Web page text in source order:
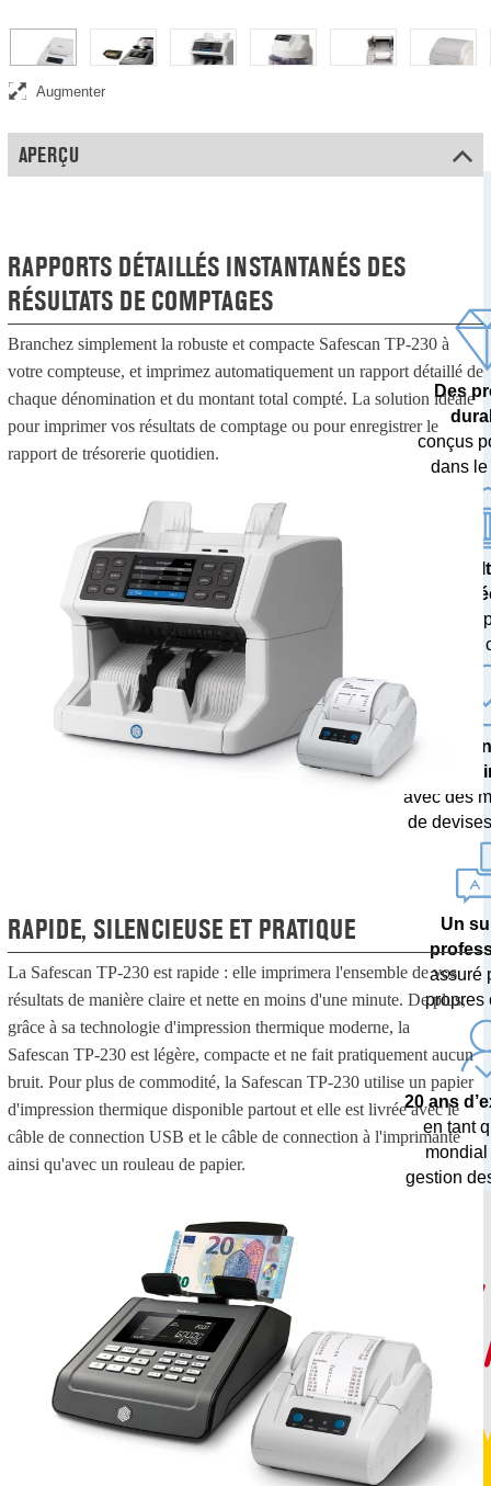
Imprimante thermique
Augmenter
APERÇU
RAPPORTS DÉTAILLÉS INSTANTANÉS DES
RÉSULTATS DE COMPTAGES
Branchez simplement la robuste et compacte Safescan TP-230 à
votre compteuse, et imprimez automatiquement un rapport détaillé de
chaque dénomination et du montant total compté. La solution idéale
pour imprimer vos résultats de comptage ou pour enregistrer le
rapport de trésorerie quotidien.
RAPIDE, SILENCIEUSE ET PRATIQUE
La Safescan TP-230 est rapide : elle imprimera l'ensemble de vos
résultats de manière claire et nette en moins d'une minute. De plus,
grâce à sa technologie d'impression thermique moderne, la
Safescan TP-230 est légère, compacte et ne fait pratiquement aucun
bruit. Pour plus de commodité, la Safescan TP-230 utilise un papier
d'impression thermique disponible partout et elle est livrée avec le
câble de connection USB et le câble de connection à l'imprimante
ainsi qu'avec un rouleau de papier.
Des
conçus
dans le
Des
testés
banques
Une
avec des
de
Un
assuré
propres
20 ans
en tant
gestion